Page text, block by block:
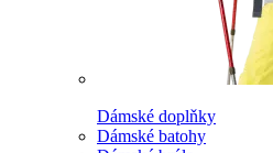
Dámské doplňky
Dámské batohy